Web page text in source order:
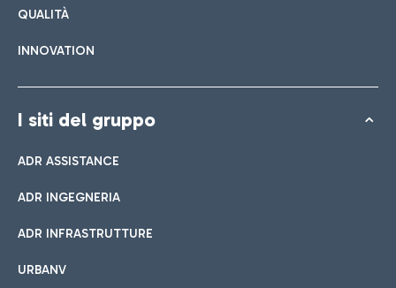
QUALITÀ
INNOVATION
I siti del gruppo
ADR ASSISTANCE
ADR INGEGNERIA
ADR INFRASTRUTTURE
URBANV